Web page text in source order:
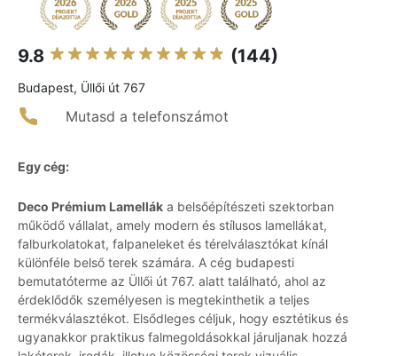
9.8 (144)
Budapest, Üllői út 767
Mutasd a telefonszámot
Egy cég:
Deco Prémium Lamellák a belsőépítészeti szektorban
működő vállalat, amely modern és stílusos lamellákat,
falburkolatokat, falpaneleket és térelválasztókat kínál
különféle belső terek számára. A cég budapesti
bemutatóterme az Üllői út 767. alatt található, ahol az
érdeklődők személyesen is megtekinthetik a teljes
termékválasztékot. Elsődleges céljuk, hogy esztétikus és
ugyanakkor praktikus falmegoldásokkal járuljanak hozzá